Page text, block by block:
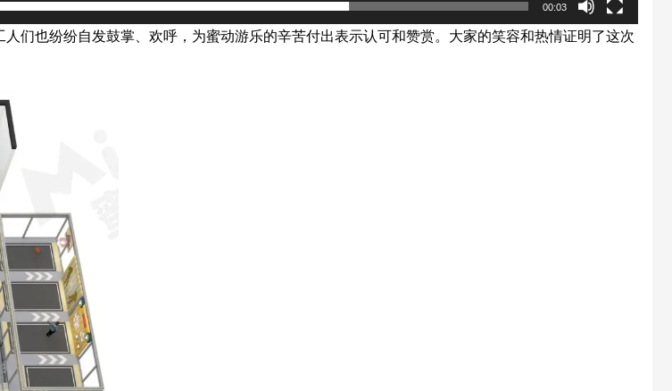
00:03
们也纷纷自发鼓掌、欢呼，为蜜动游乐的辛苦付出表示认可和赞赏。大家的笑容和热情证明了这次